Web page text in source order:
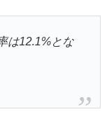
は12.1%とな